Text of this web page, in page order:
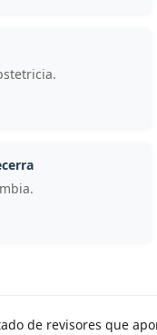
de revisores que